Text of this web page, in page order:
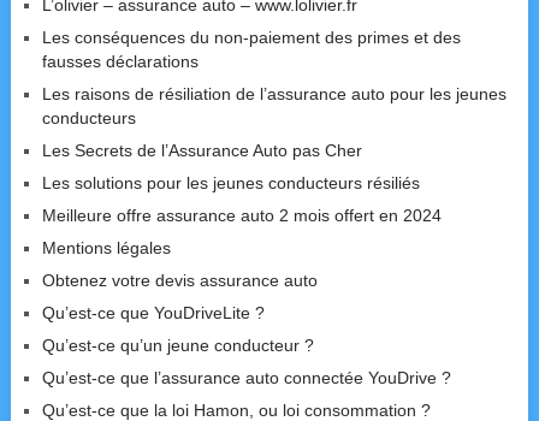
L’olivier – assurance auto – www.lolivier.fr
Les conséquences du non-paiement des primes et des
fausses déclarations
Les raisons de résiliation de l’assurance auto pour les jeunes
conducteurs
Les Secrets de l’Assurance Auto pas Cher
Les solutions pour les jeunes conducteurs résiliés
Meilleure offre assurance auto 2 mois offert en 2024
Mentions légales
Obtenez votre devis assurance auto
Qu’est-ce que YouDriveLite ?
Qu’est-ce qu’un jeune conducteur ?
Qu’est-ce que l’assurance auto connectée YouDrive ?
Qu’est-ce que la loi Hamon, ou loi consommation ?